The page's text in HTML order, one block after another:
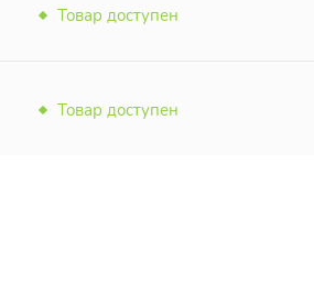
Товар доступен
Товар доступен